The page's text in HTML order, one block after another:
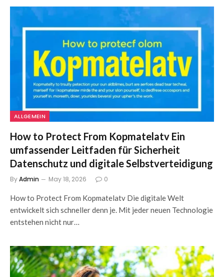
ALLGEMEIN
How to Protect From Kopmatelatv Ein
umfassender Leitfaden für Sicherheit
Datenschutz und digitale Selbstverteidigung
ByAdmin May 18, 2026 0
How to Protect From Kopmatelatv Die digitale Welt
entwickelt sich schneller denn je. Mit jeder neuen Technologie
entstehen nicht nur…